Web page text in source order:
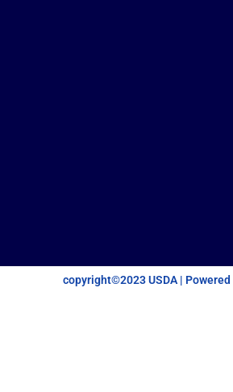
copyright©2023 USDA |